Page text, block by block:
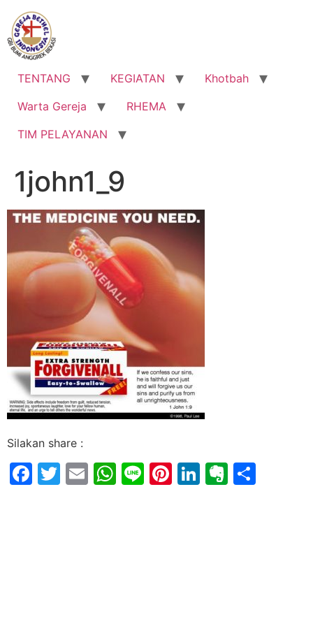
Lewati
konten
TENTANG KEGIATAN
Khotbah
Warta Gereja
RHEMA
TIM PELAYANAN
1john1_9
Silakan share :
Facebook
Twitter
EmailWhatsApp
LinePinterest
LinkedIn